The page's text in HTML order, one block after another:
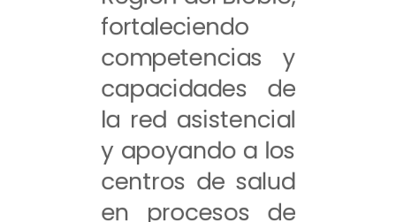
fortaleciendo
competencias y
capacidades de
la red asistencial
y apoyando a los
centros de salud
en procesos de